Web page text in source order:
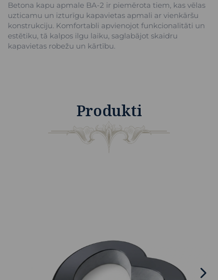
Betona kapu apmale BA-2 ir piemērota tiem, kas vēlas
uzticamu un izturīgu kapavietas apmali ar vienkāršu
konstrukciju. Komfortabli apvienojot funkcionalitāti un
estētiku, tā kalpos ilgu laiku, saglabājot skaidru
kapavietas robežu un kārtību.
Produkti